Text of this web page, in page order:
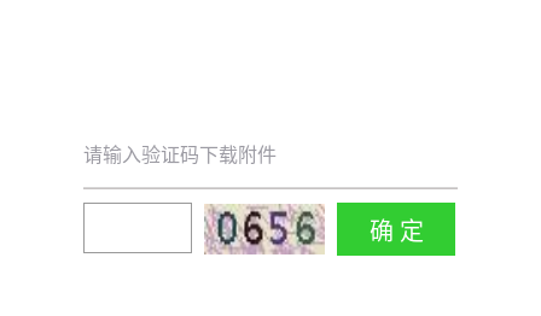
请输入验证码下载附件